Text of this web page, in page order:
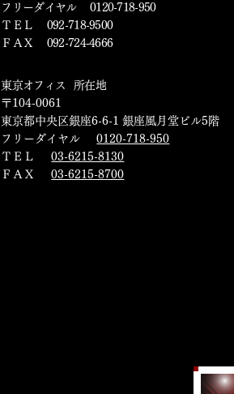
フリーダイヤル 0120-718-950
ＴＥＬ 092-718-9500
ＦＡＸ 092-724-4666
東京オフィス 所在地
〒104-0061
東京都中央区銀座6-6-1 銀座風月堂ビル5階
フリーダイヤル0120-718-950
ＴＥＬ03-6215-8130
ＦＡＸ03-6215-8700